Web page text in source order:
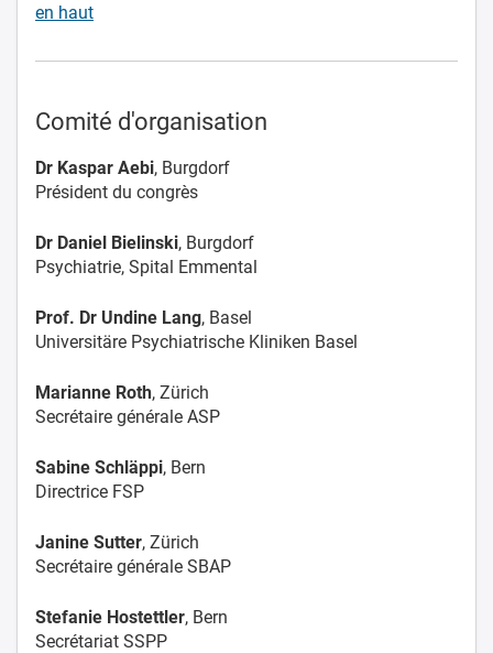
en haut
Comité d'organisation
Dr Kaspar Aebi, Burgdorf
Président du congrès
Dr Daniel Bielinski, Burgdorf
Psychiatrie, Spital Emmental
Prof. Dr Undine Lang, Basel
Universitäre Psychiatrische Kliniken Basel
Marianne Roth, Zürich
Secrétaire générale ASP
Sabine Schläppi, Bern
Directrice FSP
Janine Sutter, Zürich
Secrétaire générale SBAP
Stefanie Hostettler, Bern
Secrétariat SSPP